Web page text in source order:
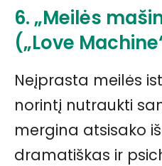
6. „Meilės
(„Love
Neįprasta meilės
norintį nutraukti
mergina atsisako
dramatiškas ir